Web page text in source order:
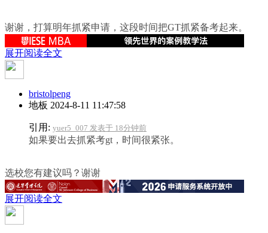
谢谢，打算明年抓紧申请，这段时间把GT抓紧备考起来。
展开阅读全文
bristolpeng
地板 2024-8-11 11:47:58
引用: yuer5_007 发表于 18分钟前
如果要出去抓紧考gt，时间很紧张。
选校您有建议吗？谢谢
展开阅读全文